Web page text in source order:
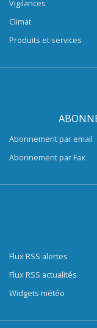
Vigilances
Climat
Produits et services
Abonnement par email
Abonnement par Fax
Flux RSS alertes
Flux RSS actualités
Widgets météo